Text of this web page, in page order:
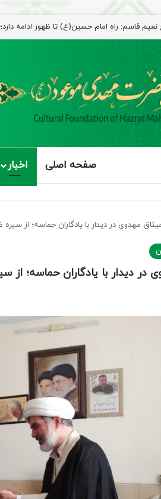
اربعین، رزمایش منتظران ظهور
صفحه اصلی اخبار
مهدوی در دیدار با یادگاران حماسه؛ از
در دیدار با یادگاران حماسه؛ از